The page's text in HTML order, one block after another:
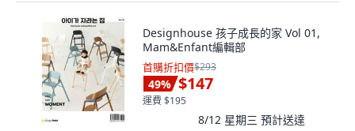
Designhouse 孩子成長的家 Vol 01,
Mam&Enfant編輯部
首購折扣價$293
49% $147
運費 $195
8/12 星期三 預計送達